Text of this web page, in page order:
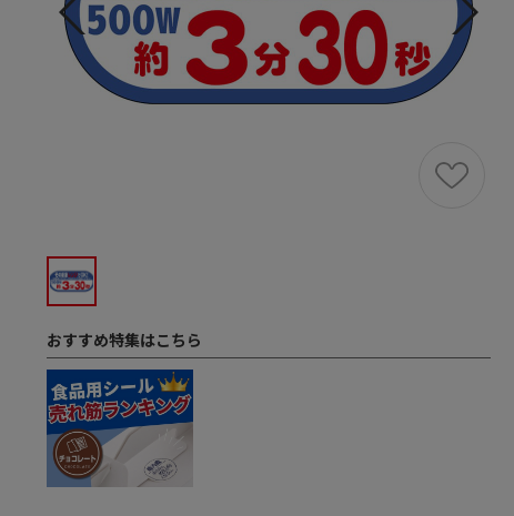
おすすめ特集はこちら